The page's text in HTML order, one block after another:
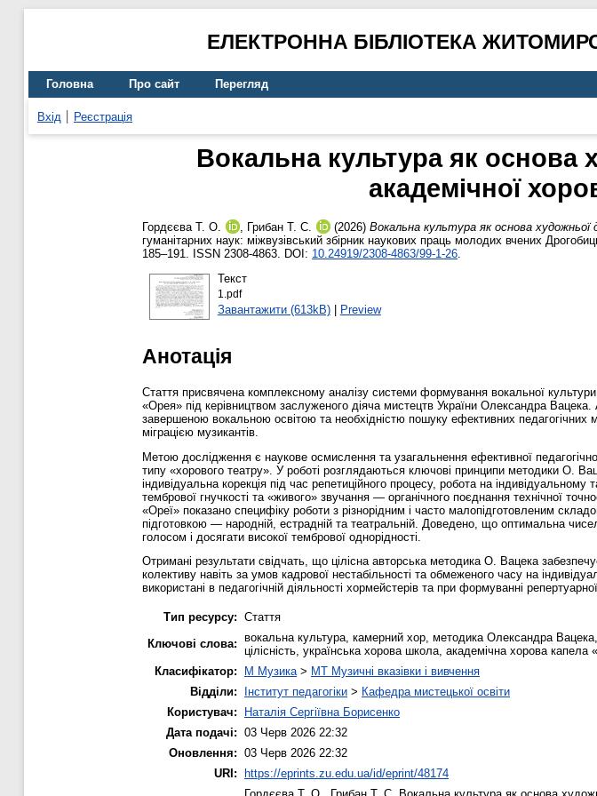
ЕЛЕКТРОННА БІБЛІОТЕКА
Головна Про сайт Перегляд
Вхід Реєстрація
Вокальна культура як основа
академічної
Гордєєва Т. О. , Грибан Т. С. (2026) Вокальна культура як основа художньої
гуманітарних наук: міжвузівський збірник наукових праць молодих вчених
185–191. ISSN 2308-4863. DOI: 10.24919/2308-4863/99-1-26.
Текст
1.pdf
Завантажити (613kB)| Preview
Анотація
Стаття присвячена комплексному аналізу системи формування вокальної
«Орея» під керівництвом заслуженого діяча мистецтв України Олександра
завершеною вокальною освітою та необхідністю пошуку ефективних
міграцією музикантів.
Метою дослідження є наукове осмислення та узагальнення ефективної
типу «хорового театру». У роботі розглядаються ключові принципи методики О.
індивідуальна корекція під час репетиційного процесу, робота на
тембрової гнучкості та «живого» звучання — органічного поєднання технічної
«Ореї» показано специфіку роботи з різнорідним і часто малопідготовленим
підготовкою — народній, естрадній та театральній. Доведено, що оптимальна
голосом і досягати високої тембрової однорідності.
Отримані результати свідчать, що цілісна авторська методика О. Вацека
колективу навіть за умов кадрової нестабільності та обмеженого часу на
використані в педагогічній діяльності хормейстерів та при формуванні
Тип ресурсу: Стаття
Ключові слова: вокальна культура, камерний хор, методика Олександра
цілісність, українська хорова школа, академічна хорова капела
Класифікатор:
M Музика> MT Музичні вказівки і вивчення
Відділи:
Інститут педагогіки > Кафедра мистецької освіти
Користувач:
Наталія Сергіївна Борисенко
Дата подачі: 03 Черв 2026 22:32
Оновлення: 03 Черв 2026 22:32
URI:
https://eprints.zu.edu.ua/id/eprint/48174